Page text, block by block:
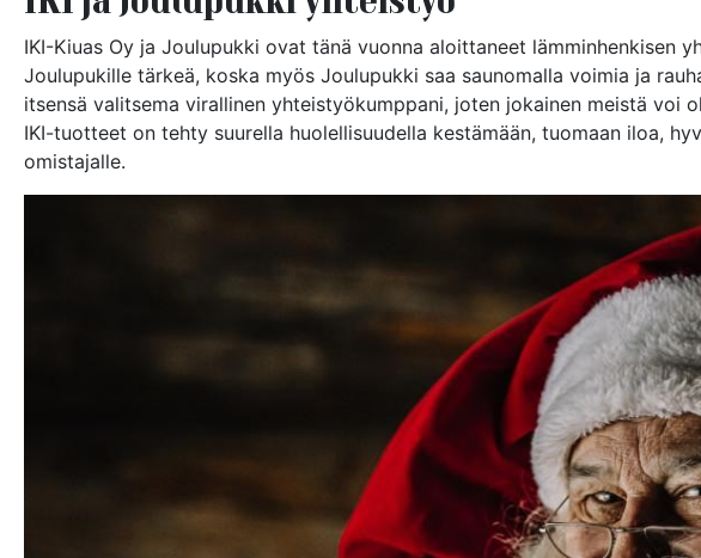
IKI-Kiuas Oy ja Joulupukki ovat tänä vuonna aloittaneet lämminhenkisen
Joulupukille tärkeä, koska myös Joulupukki saa saunomalla voimia ja
itsensä valitsema virallinen yhteistyökumppani, joten jokainen meistä voi
IKI-tuotteet on tehty suurella huolellisuudella kestämään, tuomaan iloa,
omistajalle.